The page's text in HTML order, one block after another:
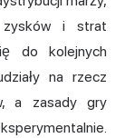
zysków i strat
do kolejnych
na rzecz
a zasady gry